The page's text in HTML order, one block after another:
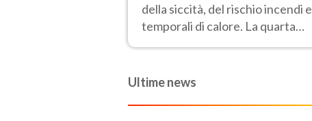
della siccità, del rischio incendi e
temporali di calore. La quarta
Ultime news